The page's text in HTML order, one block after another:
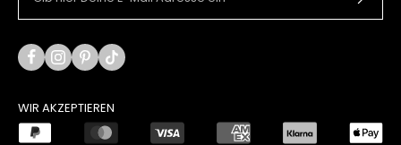
WIR AKZEPTIEREN